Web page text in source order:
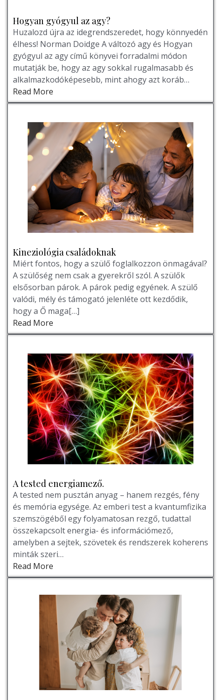
Hogyan gyógyul az agy?
Huzalozd újra az idegrendszeredet, hogy könnyedén
élhess! Norman Doidge A változó agy és Hogyan
gyógyul az agy című könyvei forradalmi módon
mutatják be, hogy az agy sokkal rugalmasabb és
alkalmazkodóképesebb, mint ahogy azt koráb…
Read More
Kineziológia családoknak
Miért fontos, hogy a szülő foglalkozzon önmagával?
A szülőség nem csak a gyerekről szól. A szülők
elsősorban párok. A párok pedig egyének. A szülő
valódi, mély és támogató jelenléte ott kezdődik,
hogy a Ő maga[…]
Read More
A tested energiamező.
A tested nem pusztán anyag – hanem rezgés, fény
és memória egysége. Az emberi test a kvantumfizika
szemszögéből egy folyamatosan rezgő, tudattal
összekapcsolt energia- és információmező,
amelyben a sejtek, szövetek és rendszerek koherens
minták szeri…
Read More